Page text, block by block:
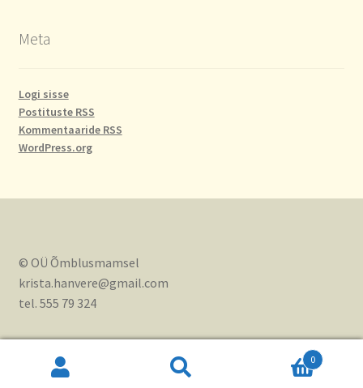
Meta
Logi sisse
Postituste RSS
Kommentaaride RSS
WordPress.org
© OÜ Õmblusmamsel
krista.hanvere@gmail.com
tel. 555 79 324
0